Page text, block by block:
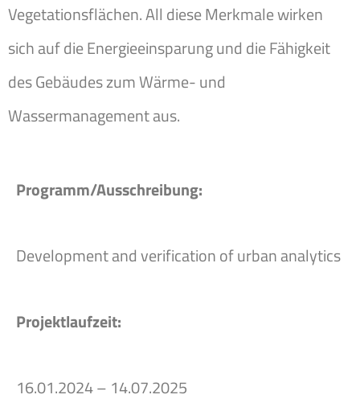
Vegetationsflächen. All diese Merkmale wirken
sich auf die Energieeinsparung und die Fähigkeit
des Gebäudes zum Wärme- und
Wassermanagement aus.
Programm/Ausschreibung:
Development and verification of urban analytics
Projektlaufzeit:
16.01.2024 – 14.07.2025